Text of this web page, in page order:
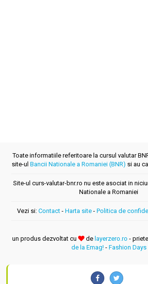
Toate informatiile referitoare la cursul valutar
site-ul Bancii Nationale a Romaniei (BNR) si au
Site-ul curs-valutar-bnr.ro nu este asociat in
Nationale a Romaniei
Vezi si: Contact - Harta site - Politica de
un produs dezvoltat cu de layerzero.ro -
de la Emag!- Fashion Days